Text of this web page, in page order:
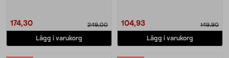
174,30 249,00
Lägg i varukorg
104,93 149,90
Lägg i varukorg